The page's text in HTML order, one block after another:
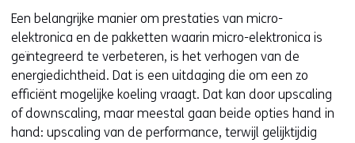
Een belangrijke manier om prestaties van micro-
elektronica en de pakketten waarin micro-elektronica is
geïntegreerd te verbeteren, is het verhogen van de
energiedichtheid. Dat is een uitdaging die om een zo
efficiënt mogelijke koeling vraagt. Dat kan door upscaling
of downscaling, maar meestal gaan beide opties hand in
hand: upscaling van de performance, terwijl gelijktijdig